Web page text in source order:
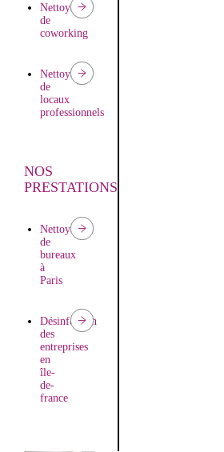
Nettoyage
de
coworking
Nettoyage
de
locaux
professionnels
NOS
PRESTATIONS
Nettoyage
de
bureaux
à
Paris
Désinfection
des
entreprises
en
île-
de-
france